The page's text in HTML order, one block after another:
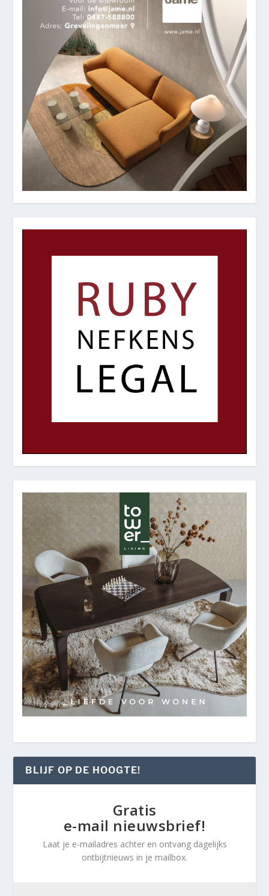
BLIJF OP DE HOOGTE!
Gratis
e-mail nieuwsbrief!
Laat je e-mailadres achter en ontvang dagelijks
ontbijtnieuws in je mailbox.